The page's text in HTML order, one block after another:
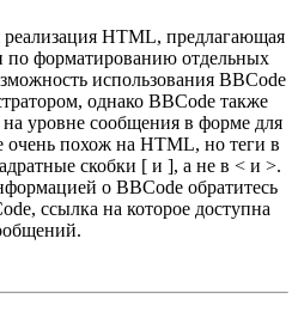
HTML, предлагающая
по форматированию отдельных
использования BBCode
однако BBCode также
уровне сообщения в форме для
очень похож на HTML, но теги в
скобки [ и ], а не в < и >.
о BBCode обратитесь
ссылка на которое доступна